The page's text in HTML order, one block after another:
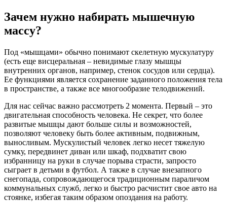
Зачем нужно набирать мышечную
массу?
Под «мышцами» обычно понимают скелетную мускулатуру
(есть еще висцеральная – невидимые глазу мышцы
внутренних органов, например, стенок сосудов или сердца).
Ее функциями является сохранение заданного положения тела
в пространстве, а также все многообразие телодвижений.
Для нас сейчас важно рассмотреть 2 момента. Первый – это
двигательная способность человека. Не секрет, что более
развитые мышцы дают больше силы и возможностей,
позволяют человеку быть более активным, подвижным,
выносливым. Мускулистый человек легко несет тяжелую
сумку, передвинет диван или шкаф, подхватит свою
избранницу на руки в случае порыва страсти, запросто
сыграет в детьми в футбол. А также в случае внезапного
снегопада, сопровождающегося традиционным параличом
коммунальных служб, легко и быстро расчистит свое авто на
стоянке, избегая таким образом опоздания на работу.